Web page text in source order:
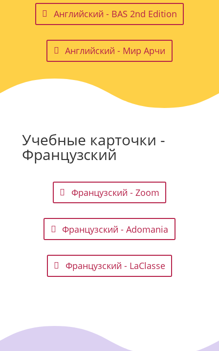
Английский - BAS 2nd Edition
Английский - Мир Арчи
Учебные карточки -
Французский
Французский - Zoom
Французский - Adomania
Французский - LaClasse